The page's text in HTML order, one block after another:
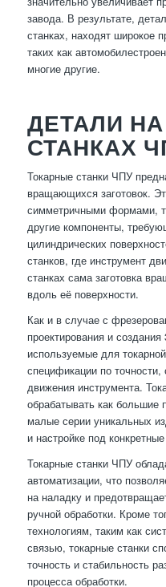
завода. В результате,
станках, находят широкое
таких как
многие другие.
ДЕТАЛИ
СТАНКАХ
Токарные станки ЧПУ
вращающихся заготовок.
симметричными формами,
другие компоненты,
цилиндрических
станков, где инструмент
станках сама заготовка
вдоль её поверхности.
Как и в случае с
проектирования и
используемые для
спецификации по точности,
движения инструмента.
обрабатывать как большие
малые серии уникальных
и настройке под
Токарные станки ЧПУ
автоматизации, что
на наладку и
ручной обработки. Кроме
технологиям, таким как
связью, токарные станки
точность и стабильность
процесса обработки.